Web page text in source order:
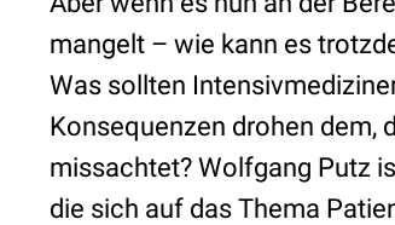
mangelt – wie kann es
Was sollten
Konsequenzen drohen dem,
missachtet? Wolfgang Putz
die sich auf das Thema